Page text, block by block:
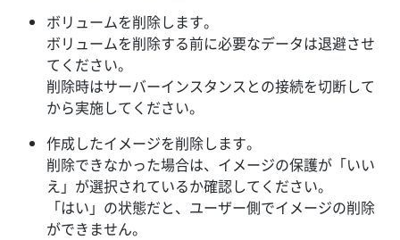
ボリュームを削除します。
ボリュームを削除する前に必要なデータは退避させ
てください。
削除時はサーバーインスタンスとの接続を切断して
から実施してください。
作成したイメージを削除します。
削除できなかった場合は、イメージの保護が「いい
え」が選択されているか確認してください。
「はい」の状態だと、ユーザー側でイメージの削除
ができません。